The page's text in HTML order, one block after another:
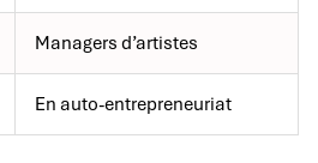
Managers d’artistes
En auto-entrepreneuriat